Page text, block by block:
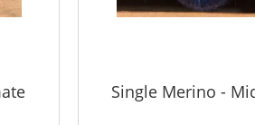
Single Merino -